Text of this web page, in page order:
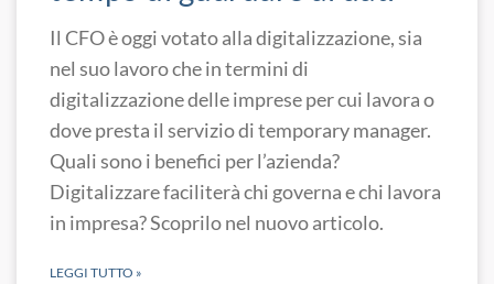
Il CFO è oggi votato alla digitalizzazione, sia
nel suo lavoro che in termini di
digitalizzazione delle imprese per cui lavora o
dove presta il servizio di temporary manager.
Quali sono i benefici per l’azienda?
Digitalizzare faciliterà chi governa e chi lavora
in impresa? Scoprilo nel nuovo articolo.
LEGGI TUTTO »